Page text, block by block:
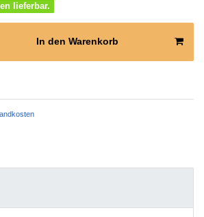
lieferbar.
In den Warenkorb